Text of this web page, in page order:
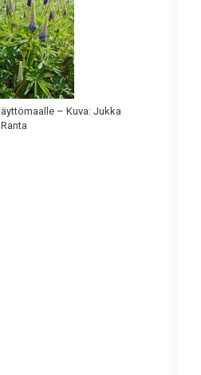
– Kuva: Jukka
Ranta